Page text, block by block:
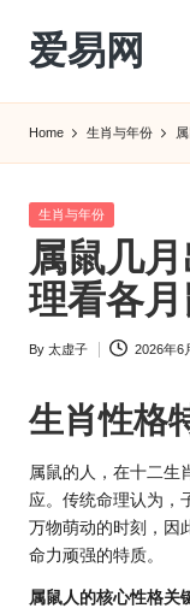
Skip
content
爱易网
转
农
历
阴
历
Home 生肖与年份
Posted
生肖与年份
属鼠几
理看各
Posted
By 太虚子 2026年6
生肖性格
属鼠的人，在十二生
应。传统命理认为，
万物萌动的时刻，因
命力顽强的特质。
属鼠人的核心性格关